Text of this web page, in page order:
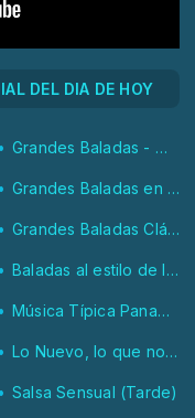
DEL DIA DE HOY
Grandes Baladas - Madrugada
Grandes Baladas en Ingles (Madrugada)
Grandes Baladas Clásicas
Baladas al estilo de los Combos nacionales de Panamá
Música Típica Panameña
Lo Nuevo, lo que no se pone en la radio (Salsa)
Salsa Sensual (Tarde)